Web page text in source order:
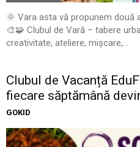
🌞 Vara asta vă propunem două
🎨🧩 Clubul de Vară – tabere
creativitate, ateliere, mișcare,...
Clubul de Vacanță
fiecare săptămână
GOKID